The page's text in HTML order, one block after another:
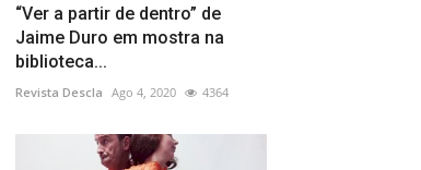
“Ver a partir de dentro” de
Jaime Duro em mostra na
biblioteca...
Revista Descla Ago 4, 2020 4364